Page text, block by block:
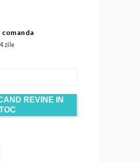
zile
REVINE IN